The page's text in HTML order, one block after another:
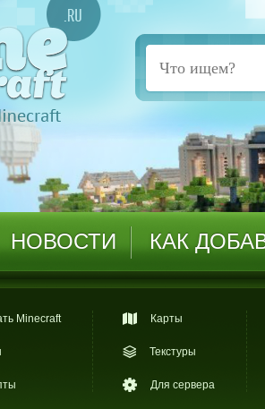
НОВОСТИ КАК
Minecraft Карты
Текстуры
Для сервера